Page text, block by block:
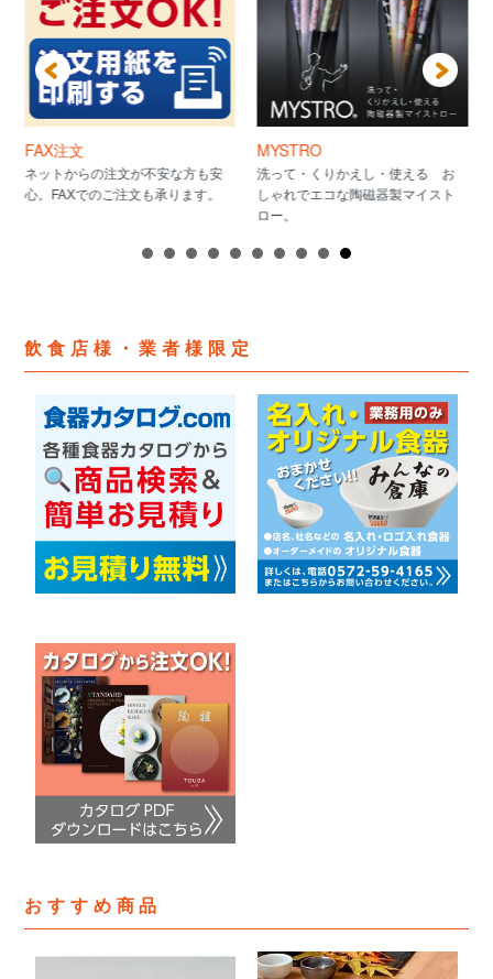
FAX注文
ネットからの注文が不安な方も安
心。FAXでのご注文も承ります。
MYSTRO
洗って・くりかえし・使える お
しゃれでエコな陶磁器製マイスト
ロー。
飲食店様・業者様限定
おすすめ商品